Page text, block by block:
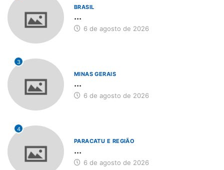
BRASIL
...
6 de agosto de 2026
3
MINAS GERAIS
...
6 de agosto de 2026
4
PARACATU E REGIÃO
...
6 de agosto de 2026